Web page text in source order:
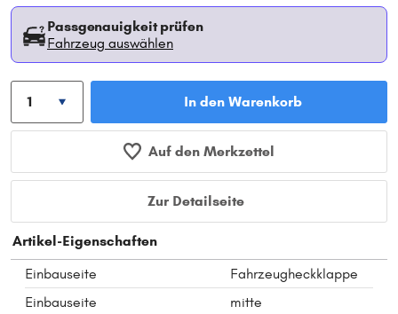
Passgenauigkeit prüfen
Fahrzeug auswählen
In den Warenkorb
Auf den Merkzettel
Zur Detailseite
Artikel-Eigenschaften
Einbauseite
Fahrzeugheckklappe
Einbauseite
mitte